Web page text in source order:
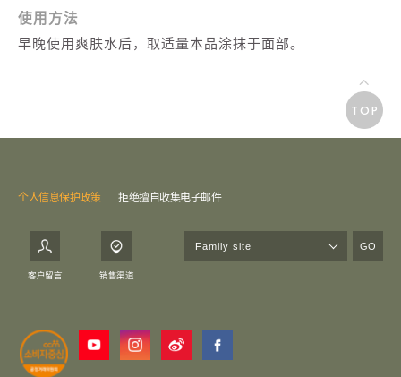
使用方法
早晚使用爽肤水后，取适量本品涂抹于面部。
TOP
个人信息保护政策 拒绝擅自收集电子邮件
客户留言 销售渠道
GO